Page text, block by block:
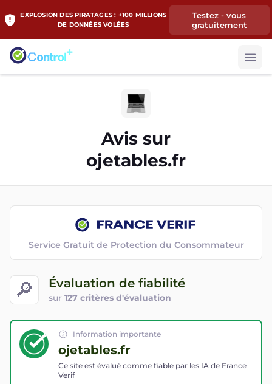
EXPLOSION DES PIRATAGES : +100 MILLIONS
DE DONNÉES VOLÉES
Testez - vous
gratuitement
Avis sur
ojetables.fr
🔎 Évaluation de fiabilité
sur 127 critères d'évaluation
Service Gratuit de Protection du Consommateur
Information importante
ojetables.fr
Ce site est évalué comme fiable par les IA de France
Verif